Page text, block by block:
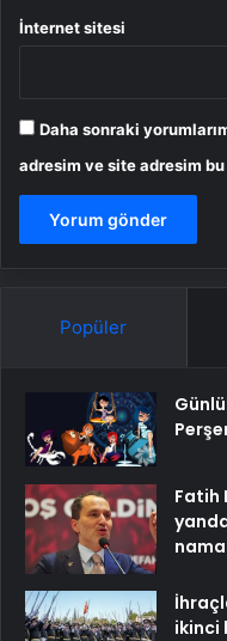
İnternet sitesi
Daha sonraki
adresim ve site adresim
Popüler
Fatih
ikinci